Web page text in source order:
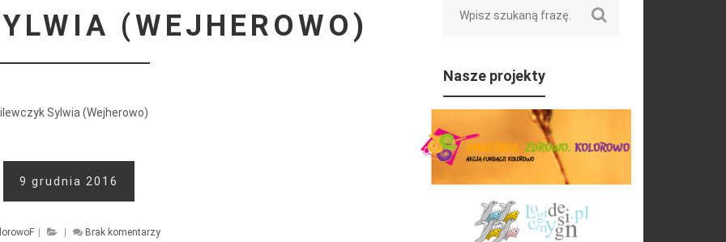
(WEJHEROWO)
Sylwia (Wejherowo)
9 grudnia 2016
Brak komentarzy
Nasze projekty